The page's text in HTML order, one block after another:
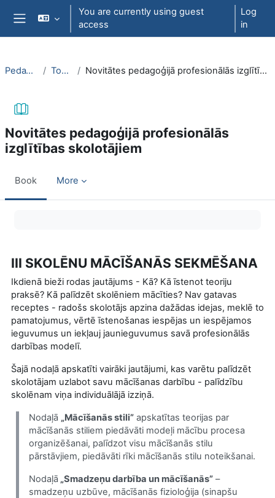
Skip to main content
You are currently using guest
access
Log
in
PedaT038 Topic 7 Novitātes pedagoģijā profesionālās izglītības skolotājiem
Novitātes pedagoģijā profesionālās
izglītības skolotājiem
Book More
III SKOLĒNU MĀCĪŠANĀS SEKMĒŠANA
Ikdienā bieži rodas jautājums - Kā? Kā īstenot teoriju
praksē? Kā palīdzēt skolēniem mācīties? Nav gatavas
receptes - radošs skolotājs apzina dažādas idejas, meklē to
pamatojumus, vērtē īstenošanas iespējas un iespējamos
ieguvumus un iekļauj jaunieguvumus savā profesionālās
darbības modelī.
Šajā nodaļā apskatīti vairāki jautājumi, kas varētu palīdzēt
skolotājam uzlabot savu mācīšanas darbību - palīdzību
skolēnam viņa individuālājā izziņā.
Nodaļā „Mācīšanās stili” apskatītas teorijas par
mācīšanās stiliem piedāvāti modeļi mācību procesa
organizēšanai, palīdzot visu mācīšanās stilu
pārstāvjiem, piedāvāti rīki mācīšanās stilu noteikšanai.
Nodaļā „Smadzeņu darbība un mācīšanās” –
smadzeņu uzbūve, mācīšanās fizioloģija (sinapšu